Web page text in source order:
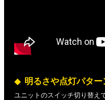
明るさや点灯パタ
ユニットのスイッチ切り替え